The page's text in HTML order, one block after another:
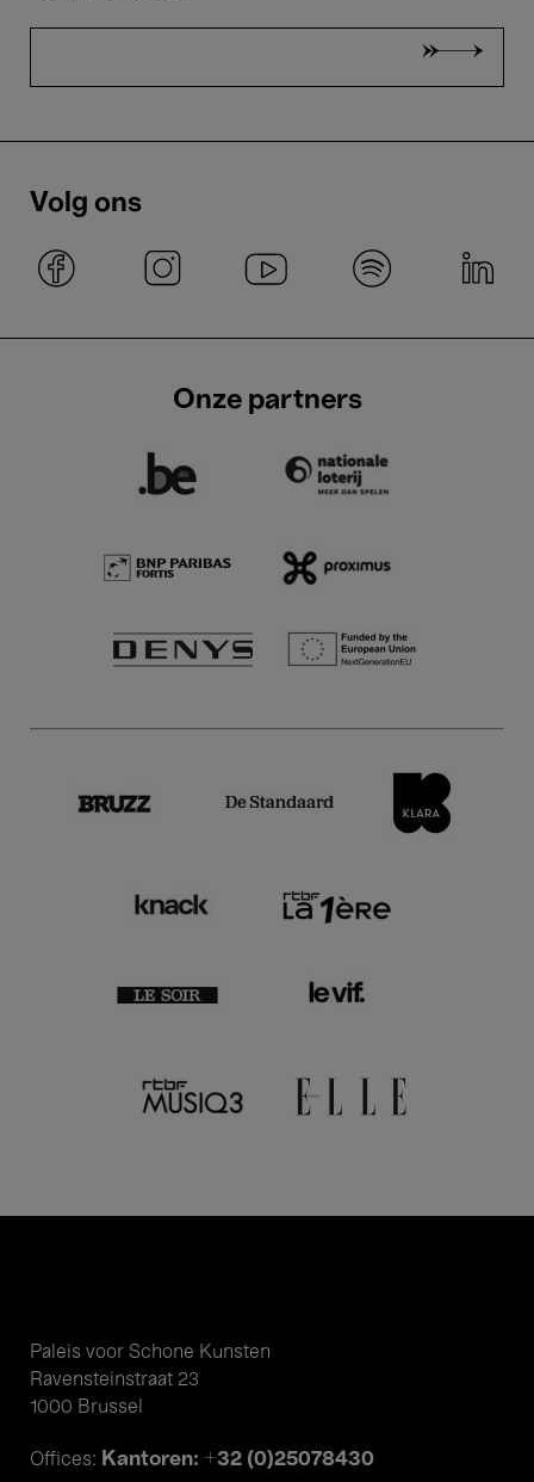
Volg ons
Onze partners
Paleis voor Schone Kunsten
Ravensteinstraat 23
1000 Brussel
Offices: Kantoren: +32 (0)25078430